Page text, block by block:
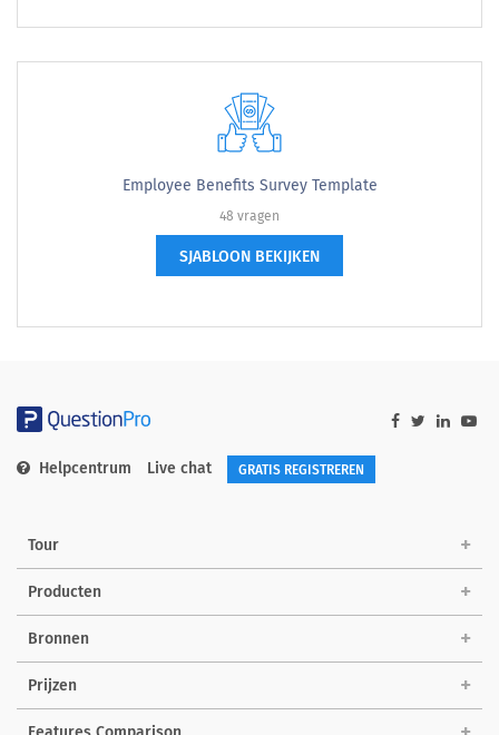
Employee Benefits Survey Template
48 vragen
SJABLOON BEKIJKEN
Helpcentrum Live chat GRATIS REGISTREREN
Tour
Producten
Bronnen
Prijzen